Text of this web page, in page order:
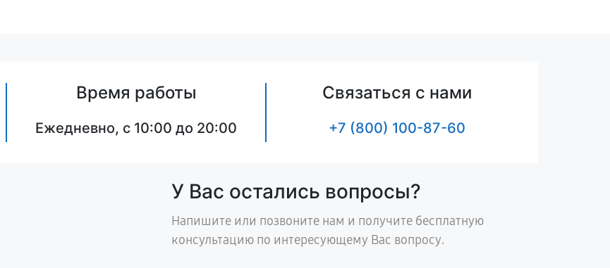
Время работы
Ежедневно, с 10:00 до 20:00
Связаться с нами
+7 (800) 100-87-60
У Вас остались вопросы?
Напишите или позвоните нам и получите бесплатную
консультацию по интересующему Вас вопросу.